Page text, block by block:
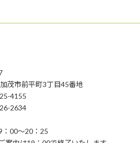
茂市前平町3丁目45番地
4155
2634
20：25